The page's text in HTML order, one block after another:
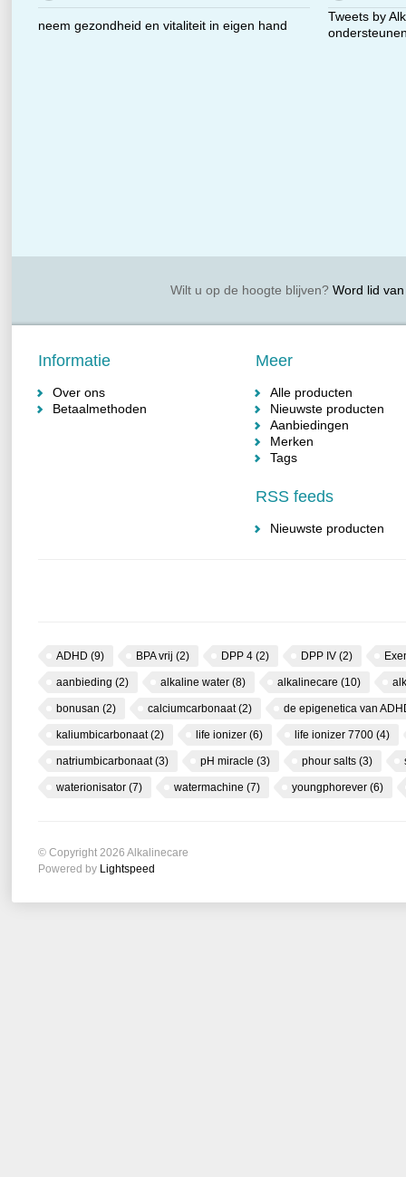
neem gezondheid en vitaliteit in eigen hand
Tweets by
Wilt u op de hoogte blijven?Word lid van
Informatie
Over ons
Betaalmethoden
Meer
Alle producten
Nieuwste producten
Aanbiedingen
Merken
Tags
RSS feeds
Nieuwste producten
ADHD (9) BPA vrij (2) DPP 4 (2) DPP IV (2)
aanbieding (2) alkaline water (8) alkalinecare (10)
bonusan (2) calciumcarbonaat(2) de epigenetica van
kaliumbicarbonaat(2) life ionizer (6) life ionizer 7700 (4)
natriumbicarbonaat(3) pH miracle (3) phour salts (3)
waterionisator (7) watermachine (7) youngphorever (6)
© Copyright 2026 Alkalinecare
Powered by Lightspeed